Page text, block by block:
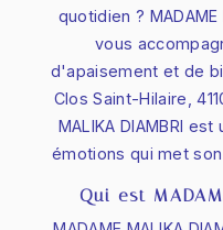
quotidien ? MADAME
vous
d'apaisement et de
Clos Saint-Hilaire,
MALIKA DIAMBRI
émotions qui met
Qui est